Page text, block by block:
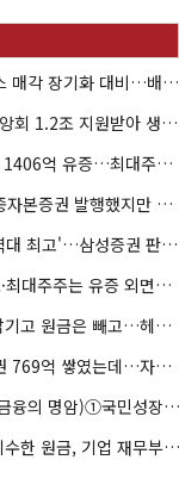
한앤컴퍼니, 마이크로웍스 매각 장기화 대비…배당 회수판 깔았다
조 지원받아 생산적금융 확대
유증…최대주주는 절반만 청약
권 발행했지만 차환금리 '부담'
해외 사모대출, 부도율 '역대 최고'…삼성증권 판매상품도 환매 불안
클로봇, 임원은 고점 매도·최대주주는 유증 외면…책임투자 도마
(리캡의 명암)③지분은 남기고 원금은 빼고…헤지펀드로 번진 리캡
엘앤케이바이오, 해외채권 769억 쌓였는데…자회사 4곳 자본잠식
(창간7주년 기획: 생산적금융의 명암)①국민성장펀드 자금흐름 해부
(리캡의 명암)②빚으로 회수한 원금, 기업 재무부담으로 남았다